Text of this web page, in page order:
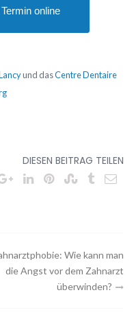
online
und dasCentre Dentaire
DIESEN BEITRAG TEILEN
Wie kann man
die Angst vor dem Zahnarzt
überwinden?